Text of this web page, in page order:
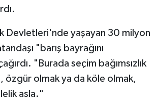
Devletleri'nde yaşayan 30 milyon
"barış bayrağını
"Burada seçim bağımsızlık
özgür olmak ya da köle olmak,
asla."